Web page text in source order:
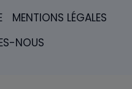
MENTIONS LÉGALES
NOUS